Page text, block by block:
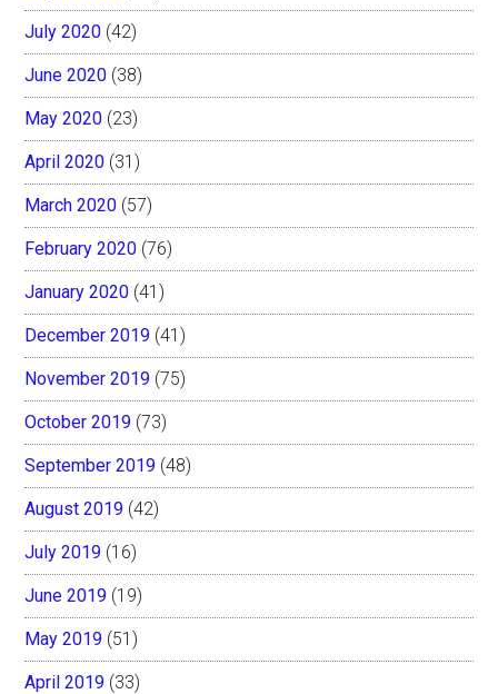
July 2020 (42)
June 2020 (38)
May 2020 (23)
April 2020 (31)
March 2020 (57)
February 2020 (76)
January 2020 (41)
December 2019 (41)
November 2019 (75)
October 2019 (73)
September 2019 (48)
August 2019 (42)
July 2019 (16)
June 2019 (19)
May 2019 (51)
April 2019 (33)